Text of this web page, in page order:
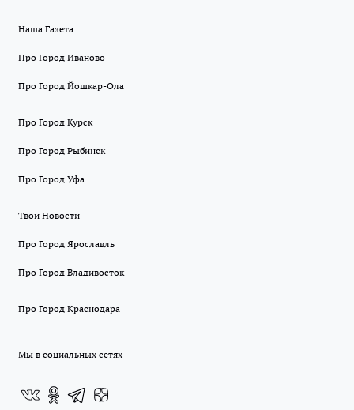
Наша Газета
Про Город Иваново
Про Город Йошкар-Ола
Про Город Курск
Про Город Рыбинск
Про Город Уфа
Твои Новости
Про Город Ярославль
Про Город Владивосток
Про Город Краснодара
Мы в социальных сетях